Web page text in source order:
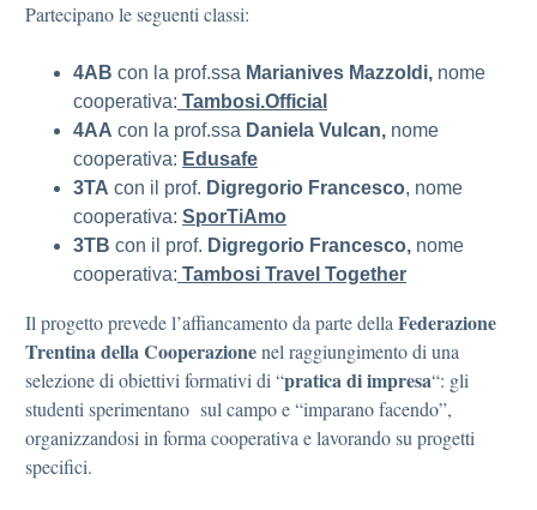
Partecipano le seguenti classi:
4AB con la prof.ssa Marianives Mazzoldi, nome
cooperativa: Tambosi.Official
4AA con la prof.ssa Daniela Vulcan, nome
cooperativa: Edusafe
3TA con il prof. Digregorio Francesco, nome
cooperativa: SporTiAmo
3TB con il prof. Digregorio Francesco, nome
cooperativa: Tambosi Travel Together
Il progetto prevede l’affiancamento da parte della Federazione
Trentina della Cooperazionenel raggiungimento di una
selezione di obiettivi formativi di “pratica di impresa“: gli
studenti sperimentano sul campo e “imparano facendo”,
organizzandosi in forma cooperativa e lavorando su progetti
specifici.